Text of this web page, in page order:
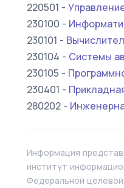
220501 -
230100 -
230101 -
230104 - Системы
230105 -
230401 -
280202 -
Информация
институт
Федеральной